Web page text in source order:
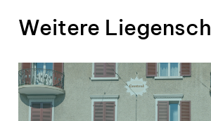
Weitere